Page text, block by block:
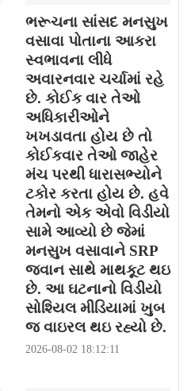
ભરૂચના સાંસદ મનસુખ
વસાવા પોતાના આકરા
સ્વભાવના લીધે
અવારનવાર ચર્ચામાં રહે
છે. કોઈક વાર તેઓ
અધિકારીઓને
ખખડાવતા હોય છે તો
કોઈકવાર તેઓ જાહેર
મંચ પરથી ધારાસભ્યોને
ટકોર કરતા હોય છે. હવે
તેમનો એક એવો વિડીયો
સામે આવ્યો છે જેમાં
મનસુખ વસાવાને SRP
જવાન સાથે માથકૂટ થઇ
છે. આ ઘટનાનો વિડીયો
સોશ્યિલ મીડિયામાં ખુબ
જ વાઇરલ થઇ રહ્યો છે.
2026-08-02 18:12:11